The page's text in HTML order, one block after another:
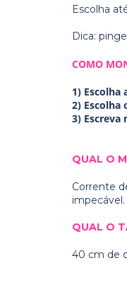
Escolha
Dica:
COMO
1) Escolha
2) Escolha
3) Escreva
QUAL O
Corrente
impecável.
QUAL O
40 cm de